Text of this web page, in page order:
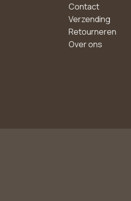
Contact
Verzending
Retourneren
Over ons